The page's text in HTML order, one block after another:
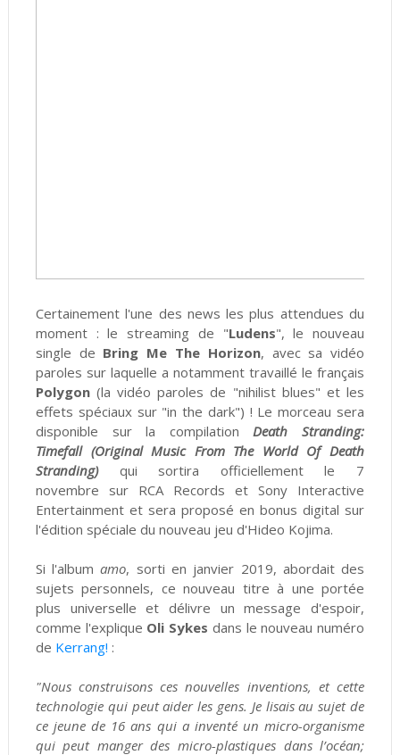
Certainement l'une des news les plus attendues du
moment : le streaming de "Ludens", le nouveau
single de Bring Me The Horizon, avec sa vidéo
paroles sur laquelle a notamment travaillé le français
Polygon(la vidéo paroles de "nihilist blues" et les
effets spéciaux sur "in the dark") ! Le morceau sera
disponible sur la compilationDeath Stranding:
Timefall (Original Music From The World Of Death
Stranding)
qui sortira officiellement le 7
novembre sur RCA Records et Sony Interactive
Entertainment et sera proposé en bonus digital sur
l'édition spéciale du nouveau jeu d'Hideo Kojima.
Si l'albumamo, sorti en janvier 2019, abordait des
sujets personnels, ce nouveau titre à une portée
plus universelle et délivre un message d'espoir,
comme l'explique Oli Sykes dans le nouveau numéro
de Kerrang! :
"Nous construisons ces nouvelles inventions, et cette
technologie qui peut aider les gens. Je lisais au sujet de
ce jeune de 16 ans qui a inventé un micro-organisme
qui peut manger des micro-plastiques dans l’océan;